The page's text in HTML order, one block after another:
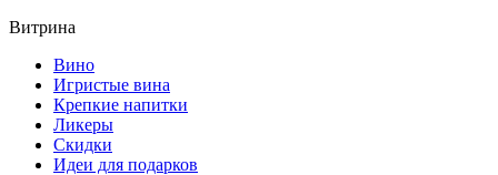
Витрина
Вино
Игристые вина
Крепкие напитки
Ликеры
Скидки
Идеи для подарков